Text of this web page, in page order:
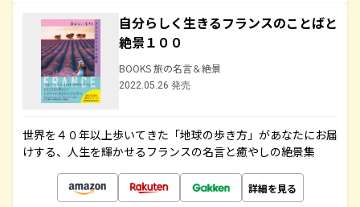
自分らしく生きるフランスのことばと
絶景１００
BOOKS 旅の名言＆絶景
2022.05.26 発売
世界を４０年以上歩いてきた「地球の歩き方」があなたにお届
けする、人生を輝かせるフランスの名言と癒やしの絶景集
詳細を見る